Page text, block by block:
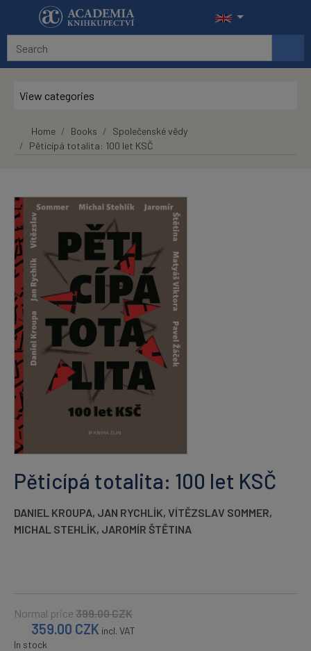
Skip to main content
View categories
Home Books
Společenské vědy
Pěticípá totalita: 100 let KSČ
Pěticípá totalita: 100 let KSČ
DANIEL KROUPA, JAN RYCHLÍK, VÍTĚZSLAV SOMMER,
MICHAL STEHLÍK, JAROMÍR ŠTĚTINA
Normal price 399.00CZK
359.00 CZK incl. VAT
In stock